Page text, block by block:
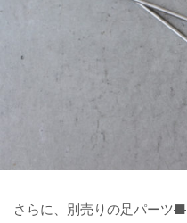
さらに、別売りの足パーツ■